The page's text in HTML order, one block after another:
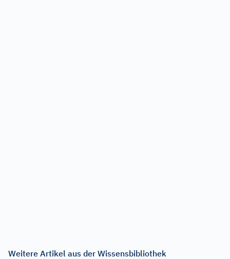
Weitere Artikel aus der Wissensbibliothek